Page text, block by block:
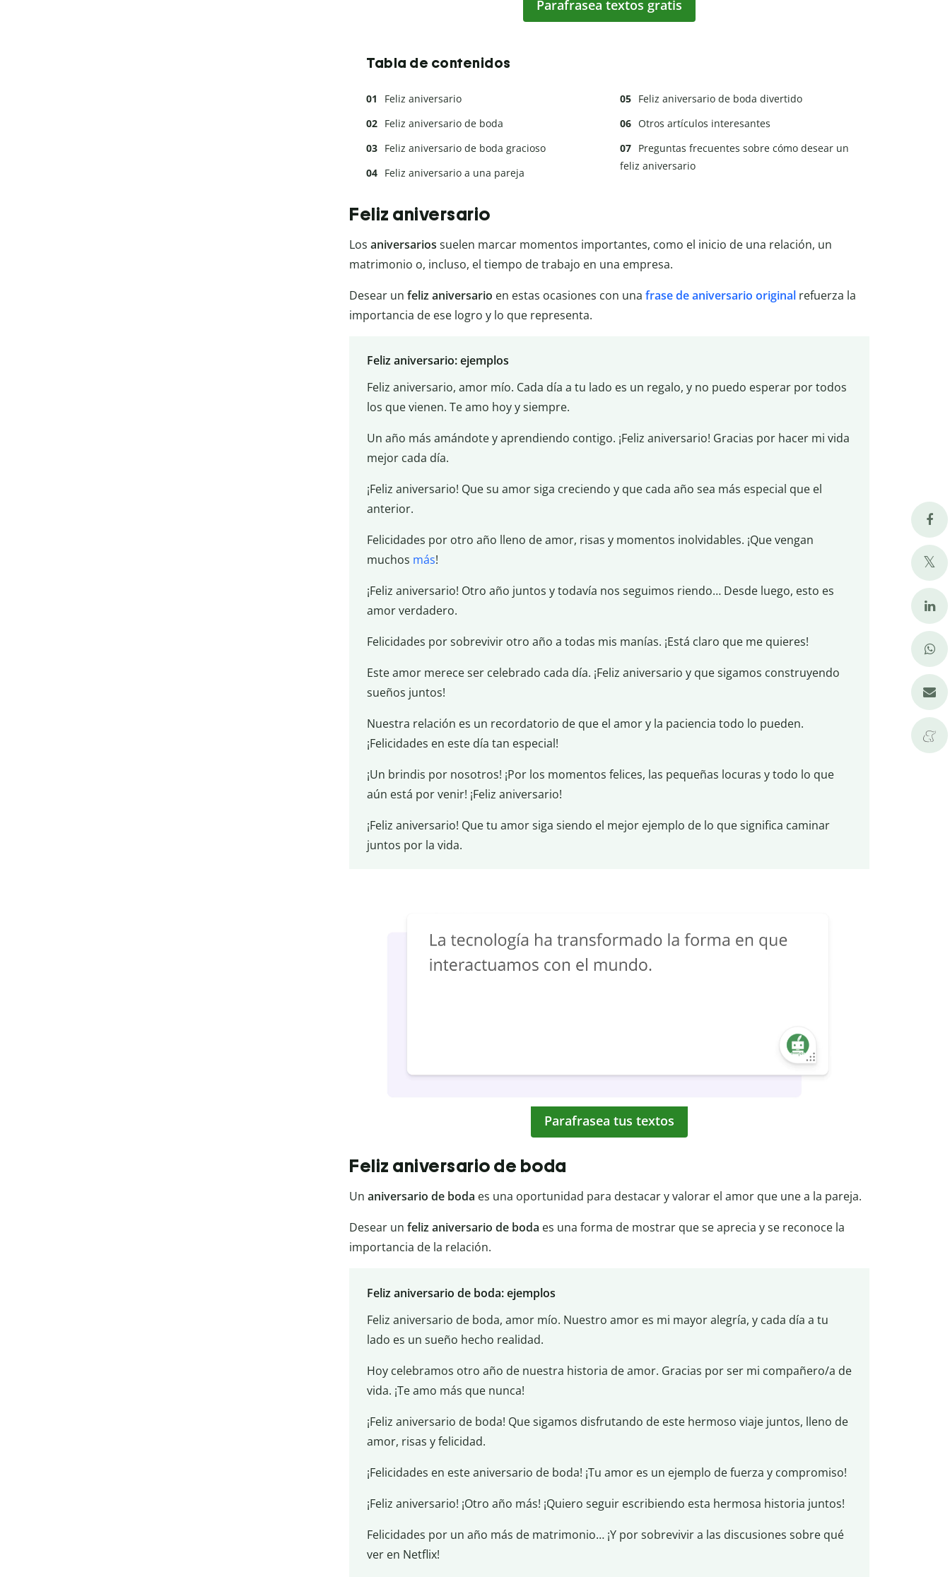
Parafrasea textos gratis
Tabla de contenidos
Feliz aniversario
Feliz aniversario de boda
Feliz aniversario de boda gracioso
Feliz aniversario a una pareja
Feliz aniversario de boda divertido
Otros artículos interesantes
Preguntas frecuentes sobre cómo desear un
feliz aniversario
Feliz aniversario
Los aniversarios suelen marcar momentos importantes, como el inicio de una relación, un
matrimonio o, incluso, el tiempo de trabajo en una empresa.
Desear un feliz aniversario en estas ocasiones con una frase de aniversario original refuerza la
importancia de ese logro y lo que representa.
Feliz aniversario: ejemplos
Feliz aniversario, amor mío. Cada día a tu lado es un regalo, y no puedo esperar por todos
los que vienen. Te amo hoy y siempre.
Un año más amándote y aprendiendo contigo. ¡Feliz aniversario! Gracias por hacer mi vida
mejor cada día.
¡Feliz aniversario! Que su amor siga creciendo y que cada año sea más especial que el
anterior.
Felicidades por otro año lleno de amor, risas y momentos inolvidables. ¡Que vengan
muchos más!
¡Feliz aniversario! Otro año juntos y todavía nos seguimos riendo… Desde luego, esto es
amor verdadero.
Felicidades por sobrevivir otro año a todas mis manías. ¡Está claro que me quieres!
Este amor merece ser celebrado cada día. ¡Feliz aniversario y que sigamos construyendo
sueños juntos!
Nuestra relación es un recordatorio de que el amor y la paciencia todo lo pueden.
¡Felicidades en este día tan especial!
¡Un brindis por nosotros! ¡Por los momentos felices, las pequeñas locuras y todo lo que
aún está por venir! ¡Feliz aniversario!
¡Feliz aniversario! Que tu amor siga siendo el mejor ejemplo de lo que significa caminar
juntos por la vida.
Parafrasea tus textos
Feliz aniversario de boda
Un aniversario de boda es una oportunidad para destacar y valorar el amor que une a la pareja.
Desear un feliz aniversario de boda es una forma de mostrar que se aprecia y se reconoce la
importancia de la relación.
Feliz aniversario de boda: ejemplos
Feliz aniversario de boda, amor mío. Nuestro amor es mi mayor alegría, y cada día a tu
lado es un sueño hecho realidad.
Hoy celebramos otro año de nuestra historia de amor. Gracias por ser mi compañero/a de
vida. ¡Te amo más que nunca!
¡Feliz aniversario de boda! Que sigamos disfrutando de este hermoso viaje juntos, lleno de
amor, risas y felicidad.
¡Felicidades en este aniversario de boda! ¡Tu amor es un ejemplo de fuerza y compromiso!
¡Feliz aniversario! ¡Otro año más! ¡Quiero seguir escribiendo esta hermosa historia juntos!
Felicidades por un año más de matrimonio… ¡Y por sobrevivir a las discusiones sobre qué
ver en Netflix!